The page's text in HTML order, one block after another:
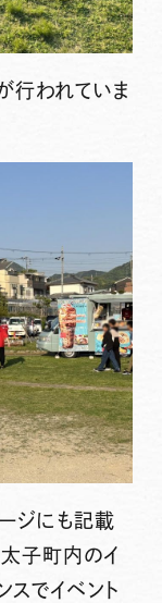
行われていま
ジにも記載
子町内のイ
スでイベント